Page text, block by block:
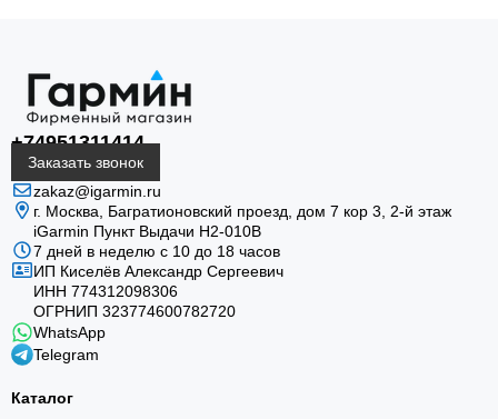
СОЛНЦЕ · КАРТЫ · ВОССТАНОВЛЕНИЕ
Баланс автономности,
точности и удобного экрана
Garmin fēnix 7 Pro Solar Slate Gray с чёрным
ремешком помогают планировать нагрузку,
+74951311414
Заказать звонок
zakaz@igarmin.ru
г. Москва, Багратионовский проезд, дом 7 кор 3, 2-й этаж
iGarmin Пункт Выдачи Н2-010В
7 дней в неделю с 10 до 18 часов
ИП Киселёв Александр Сергеевич
ИНН 774312098306
ОГРНИП 323774600782720
WhatsApp
Telegram
Каталог